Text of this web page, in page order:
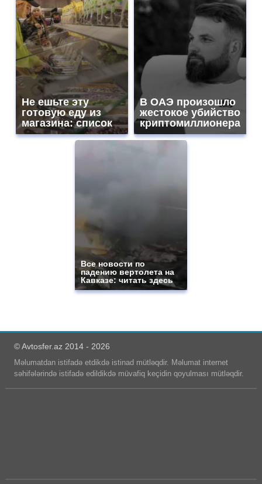
Не ешьте эту
готовую еду из
магазина: список
В ОАЭ произошло
жестокое убийство
криптомиллионера
Все новости по
падению вертолета на
Кавказе: читать здесь
© Avtosfer.az 2014 - 2026
Məlumatdan istifadə etdikdə istinad mütləqdir. Məlumat internet
səhifələrində istifadə edildikdə müvafiq keçidin qoyulması mütləqdir.